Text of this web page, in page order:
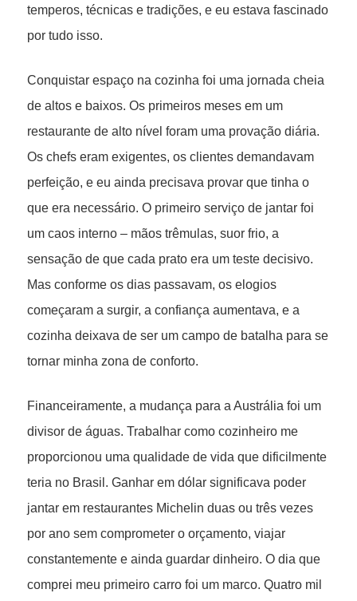
temperos, técnicas e tradições, e eu estava fascinado
por tudo isso.
Conquistar espaço na cozinha foi uma jornada cheia
de altos e baixos. Os primeiros meses em um
restaurante de alto nível foram uma provação diária.
Os chefs eram exigentes, os clientes demandavam
perfeição, e eu ainda precisava provar que tinha o
que era necessário. O primeiro serviço de jantar foi
um caos interno – mãos trêmulas, suor frio, a
sensação de que cada prato era um teste decisivo.
Mas conforme os dias passavam, os elogios
começaram a surgir, a confiança aumentava, e a
cozinha deixava de ser um campo de batalha para se
tornar minha zona de conforto.
Financeiramente, a mudança para a Austrália foi um
divisor de águas. Trabalhar como cozinheiro me
proporcionou uma qualidade de vida que dificilmente
teria no Brasil. Ganhar em dólar significava poder
jantar em restaurantes Michelin duas ou três vezes
por ano sem comprometer o orçamento, viajar
constantemente e ainda guardar dinheiro. O dia que
comprei meu primeiro carro foi um marco. Quatro mil